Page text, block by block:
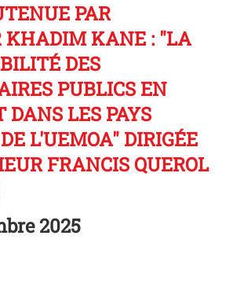
PAR
KHADIM KANE : "LA
DES
PUBLICS EN
DANS LES PAYS
L'UEMOA" DIRIGÉE
FRANCIS QUEROL
2025